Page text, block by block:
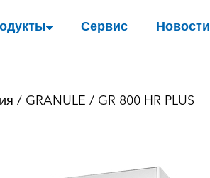
Сервис Новости
/ GRANULE / GR 800 HR PLUS